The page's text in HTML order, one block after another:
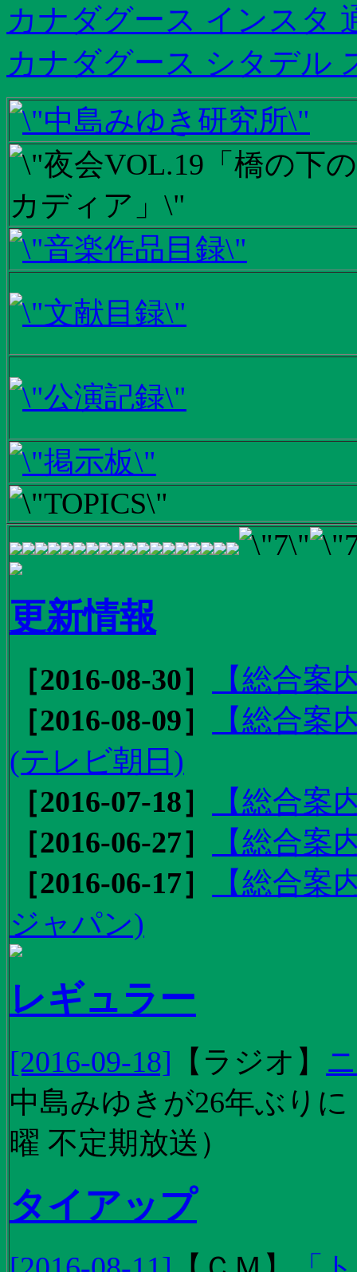
カナダグース インスタ
カナダグース シタデル
更新情報
［2016-08-30］
【総合
［2016-08-09］
【総合
(テレビ朝日)
［2016-07-18］
【総合案
［2016-06-27］
【総合案
［2016-06-17］
【総合
ジャパン)
レギュラー
[2016-09-18] 【 ラジオ 】
中島みゆきが26年ぶり
曜 不定期放送）
タイアップ